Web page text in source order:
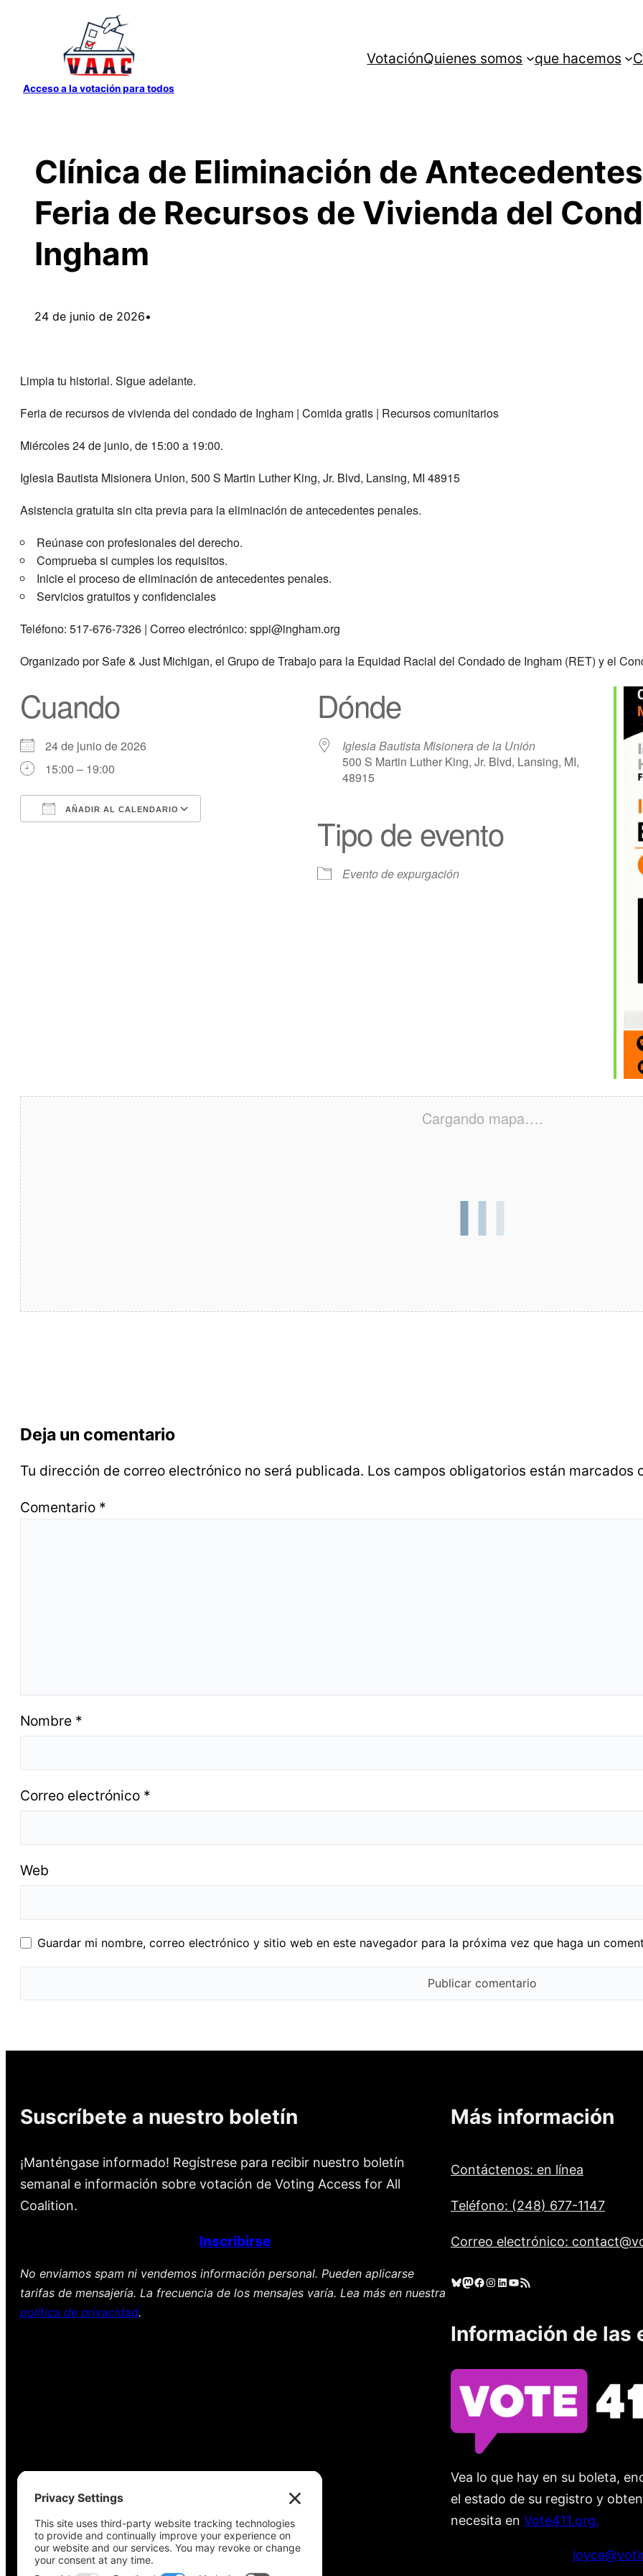
contenido
Acceso a la votación para todos
VotaciónQuienes somos que hacemos
Clínica de Eliminación de
Feria de Recursos de Vivienda del
Ingham
24 de junio de 2026•
Limpia tu historial. Sigue adelante.
Feria de recursos de vivienda del condado de Ingham | Comida gratis | Recursos comunitarios
Miércoles 24 de junio, de 15:00 a 19:00.
Iglesia Bautista Misionera Union, 500 S Martin Luther King, Jr. Blvd, Lansing, MI 48915
Asistencia gratuita sin cita previa para la eliminación de antecedentes penales.
Reúnase con profesionales del derecho.
Comprueba si cumples los requisitos.
Inicie el proceso de eliminación de antecedentes penales.
Servicios gratuitos y confidenciales
Teléfono: 517-676-7326 | Correo electrónico: sppi@ingham.org
Organizado por Safe & Just Michigan, el Grupo de Trabajo para la Equidad Racial del Condado de Ingham (RET) y el
Cuando
24 de junio de 2026
15:00 – 19:00
AÑADIR AL CALENDARIO
iCalendar
Dónde
Iglesia Bautista Misionera de la Unión
500 S Martin Luther King, Jr. Blvd, Lansing, MI,
48915
Tipo de evento
Evento de expurgación
Cargando mapa….
Deja un comentario
Tu dirección de correo electrónico no será publicada. Los campos obligatorios están marcados
Comentario *
Nombre *
Correo electrónico *
Web
Guardar mi nombre, correo electrónico y sitio web en este navegador para la próxima vez que haga un
Suscríbete a nuestro boletín
¡Manténgase informado! Regístrese para recibir nuestro boletín
semanal e información sobre votación de Voting Access for All
Coalition.
Inscribirse
No enviamos spam ni vendemos información personal. Pueden aplicarse
tarifas de mensajería. La frecuencia de los mensajes varía. Lea más en nuestra
política de privacidad.
Más información
Contáctenos: en línea
Teléfono: (248) 677-1147
Correo electrónico:
Cielo azul Mastodonte Facebook Instagram LinkedIn YouTube Feed RSS
Información de las
Vea lo que hay en su boleta,
el estado de su registro y
necesita en Vote411.org.